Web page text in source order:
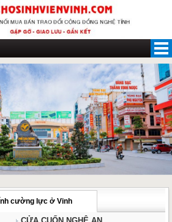
cường lực ở Vinh